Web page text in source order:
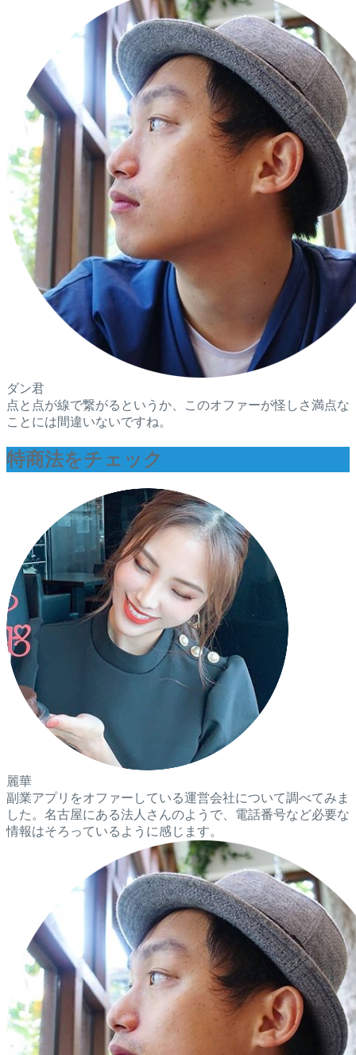
ダン君
点と点が線で繋がるというか、このオファーが怪しさ満点な
ことには間違いないですね。
特商法をチェック
麗華
副業アプリをオファーしている運営会社について調べてみま
した。名古屋にある法人さんのようで、電話番号など必要な
情報はそろっているように感じます。